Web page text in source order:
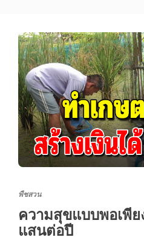
พืชสวน
ความสุขแบบพอเพีย
แสนต่อปี